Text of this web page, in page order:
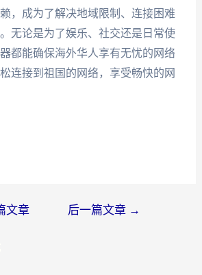
，成为了解决地域限制、连接困难
无论是为了娱乐、社交还是日常使
都能确保海外华人享有无忧的网络
连接到祖国的网络，享受畅快的网
文章 后一篇文章 →